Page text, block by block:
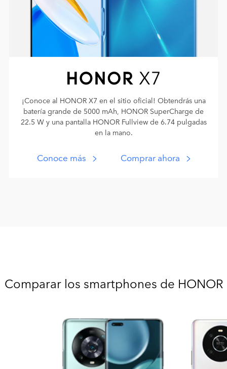
¡Conoce al HONOR X7 en el sitio oficial! Obtendrás una
batería grande de 5000 mAh, HONOR SuperCharge de
22.5 W y una pantalla HONOR Fullview de 6.74 pulgadas
en la mano.
Conoce más Comprar ahora
Comparar los smartphones de HONOR